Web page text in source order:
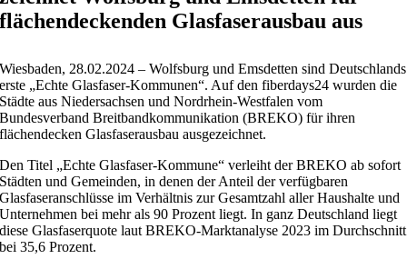
flächendeckenden Glasfaserausbau aus
Wiesbaden, 28.02.2024 – Wolfsburg und Emsdetten sind Deutschlands
erste „Echte Glasfaser-Kommunen“. Auf den fiberdays24 wurden die
Städte aus Niedersachsen und Nordrhein-Westfalen vom
Bundesverband Breitbandkommunikation (BREKO) für ihren
flächendecken Glasfaserausbau ausgezeichnet.
Den Titel „Echte Glasfaser-Kommune“ verleiht der BREKO ab sofort
Städten und Gemeinden, in denen der Anteil der verfügbaren
Glasfaseranschlüsse im Verhältnis zur Gesamtzahl aller Haushalte und
Unternehmen bei mehr als 90 Prozent liegt. In ganz Deutschland liegt
diese Glasfaserquote laut BREKO-Marktanalyse 2023 im Durchschnitt
bei 35,6 Prozent.